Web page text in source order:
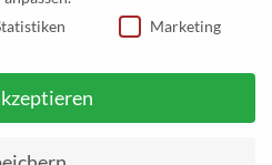
Marketing